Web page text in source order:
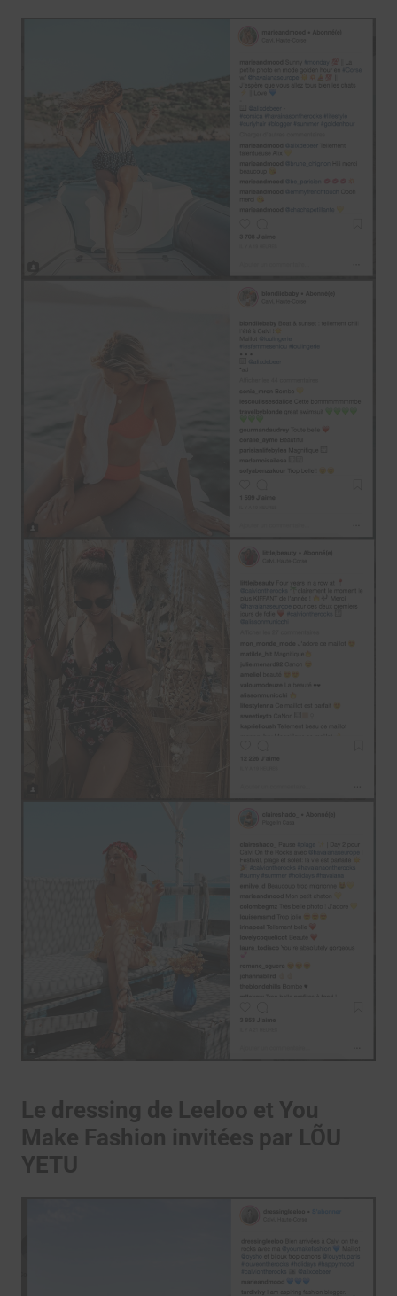
Le dressing de Leeloo et You
Make Fashion invitées par LÕU
YETU